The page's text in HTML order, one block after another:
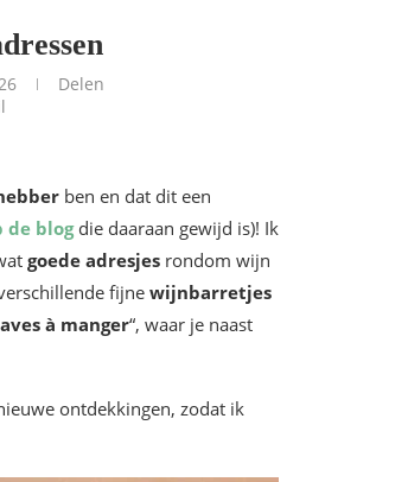
Delen
ben en dat dit een
de blogdie daaraan gewijd is)! Ik
goede adresjes rondom wijn
fijne wijnbarretjes
à manger“, waar je naast
ontdekkingen, zodat ik